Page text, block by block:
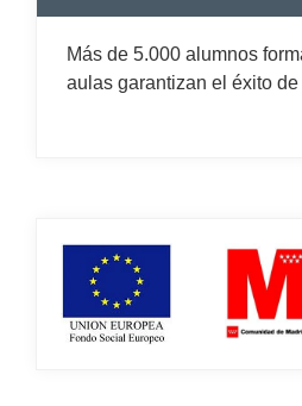
Más de 5.000 alumnos
aulas garantizan el éxito